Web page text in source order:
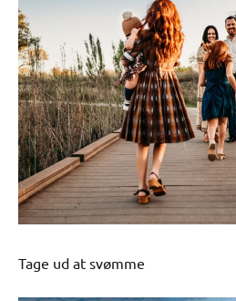
Tage ud at svømme